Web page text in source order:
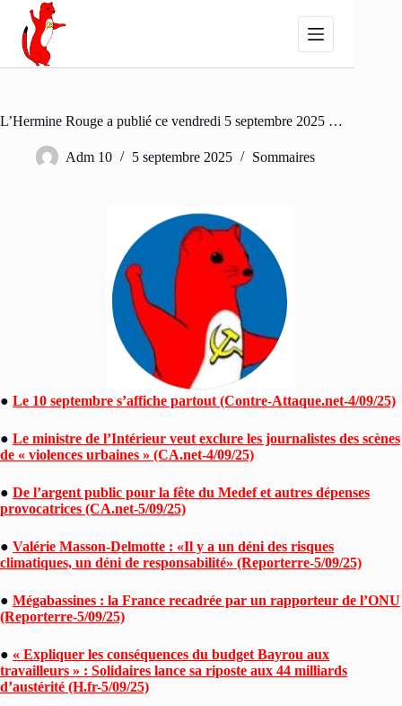
Passer
contenu
L’Hermine Rouge a publié ce vendredi 5 septembre 2025 …
Adm 10 5 septembre 2025 Sommaires
● Le 10 septembre s’affiche partout (Contre-Attaque.net-4/09/25)
● Le ministre de l’Intérieur veut exclure les journalistes des scènes
de « violences urbaines » (CA.net-4/09/25)
● De l’argent public pour la fête du Medef et autres dépenses
provocatrices (CA.net-5/09/25)
● Valérie Masson-Delmotte : «Il y a un déni des risques
climatiques, un déni de responsabilité» (Reporterre-5/09/25)
● Mégabassines : la France recadrée par un rapporteur de l’ONU
(Reporterre-5/09/25)
● « Expliquer les conséquences du budget Bayrou aux
travailleurs » : Solidaires lance sa riposte aux 44 milliards
d’austérité (H.fr-5/09/25)